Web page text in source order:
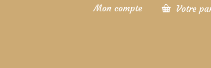
Mon compte Votre